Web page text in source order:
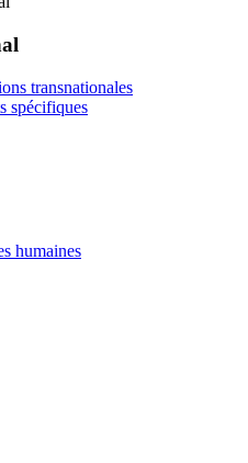
transnationales
spécifiques
humaines